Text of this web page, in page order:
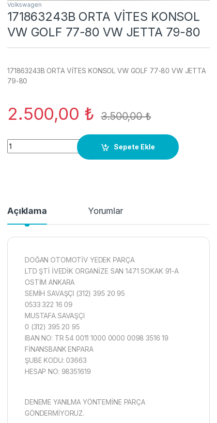
Volkswagen
171863243B ORTA VİTES KONSOL
VW GOLF 77-80 VW JETTA 79-80
171863243B ORTA VİTES KONSOL VW GOLF 77-80 VW JETTA
79-80
2.500,00 ₺ 3.500,00₺
171863243B ORTA VİTES KONSOL VW GOLF 77-80 VW
Sepete Ekle
Açıklama Yorumlar
DOĞAN OTOMOTİV YEDEK PARÇA
LTD ŞTİ İVEDİK ORGANİZE SAN 1471 SOKAK 91-A
OSTİM ANKARA
SEMİH SAVAŞÇI (312) 395 20 95
0533 322 16 09
MUSTAFA SAVAŞÇI
0 (312) 395 20 95
IBAN NO: TR 54 0011 1000 0000 0098 3516 19
FİNANSBANK ENPARA
ŞUBE KODU: 03663
HESAP NO: 98351619
DENEME YANILMA YÖNTEMİNE PARÇA
GÖNDERMİYORUZ.